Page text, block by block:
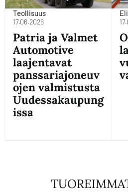
Teollisuus
17.06.2026
Patria ja Valmet
Automotive
laajentavat
panssariajoneuv
ojen valmistusta
Uudessakaupung
issa